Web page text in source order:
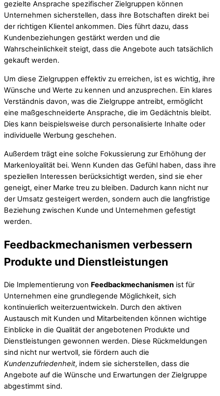
gezielte Ansprache spezifischer Zielgruppen können
Unternehmen sicherstellen, dass ihre Botschaften direkt bei
der richtigen Klientel ankommen. Dies führt dazu, dass
Kundenbeziehungen gestärkt werden und die
Wahrscheinlichkeit steigt, dass die Angebote auch tatsächlich
gekauft werden.
Um diese Zielgruppen effektiv zu erreichen, ist es wichtig, ihre
Wünsche und Werte zu kennen und anzusprechen. Ein klares
Verständnis davon, was die Zielgruppe antreibt, ermöglicht
eine maßgeschneiderte Ansprache, die im Gedächtnis bleibt.
Dies kann beispielsweise durch personalisierte Inhalte oder
individuelle Werbung geschehen.
Außerdem trägt eine solche Fokussierung zur Erhöhung der
Markenloyalität bei. Wenn Kunden das Gefühl haben, dass ihre
speziellen Interessen berücksichtigt werden, sind sie eher
geneigt, einer Marke treu zu bleiben. Dadurch kann nicht nur
der Umsatz gesteigert werden, sondern auch die langfristige
Beziehung zwischen Kunde und Unternehmen gefestigt
werden.
Feedbackmechanismen verbessern
Produkte und Dienstleistungen
Die Implementierung von Feedbackmechanismen ist für
Unternehmen eine grundlegende Möglichkeit, sich
kontinuierlich weiterzuentwickeln. Durch den aktiven
Austausch mit Kunden und Mitarbeitenden können wichtige
Einblicke in die Qualität der angebotenen Produkte und
Dienstleistungen gewonnen werden. Diese Rückmeldungen
sind nicht nur wertvoll, sie fördern auch die
Kundenzufriedenheit, indem sie sicherstellen, dass die
Angebote auf die Wünsche und Erwartungen der Zielgruppe
abgestimmt sind.